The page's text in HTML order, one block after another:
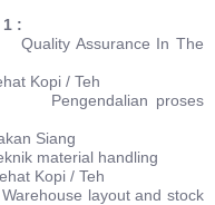
1 :
Assurance In The
/ Teh
proses
Siang
handling
/ Teh
layout and stock